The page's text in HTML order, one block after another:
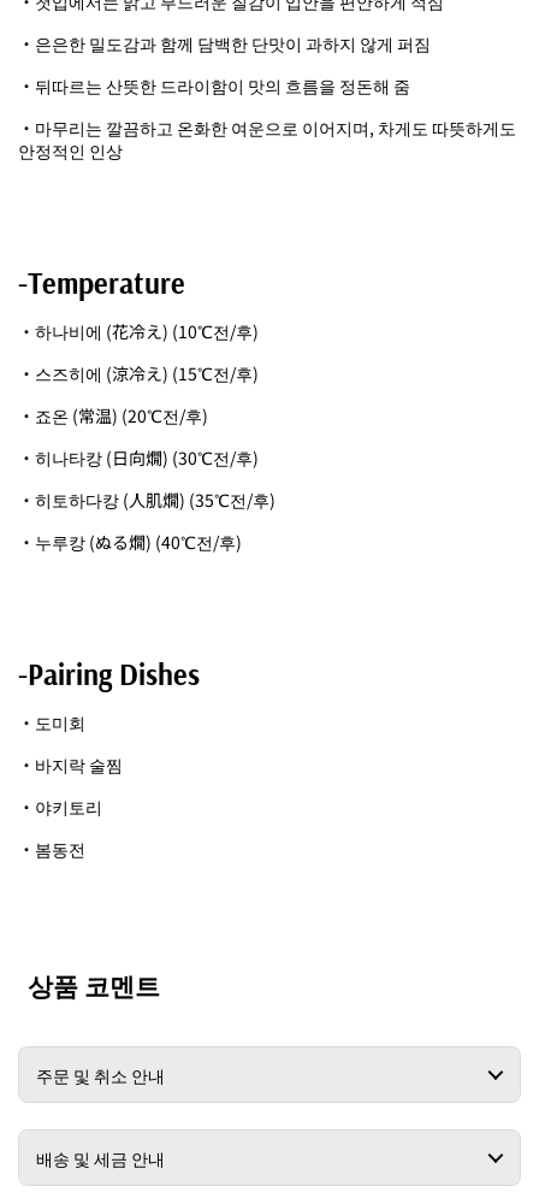
・은은한 밀도감과 함께 담백한 단맛이 과하지 않게 퍼짐
・뒤따르는 산뜻한 드라이함이 맛의 흐름을 정돈해 줌
・마무리는 깔끔하고 온화한 여운으로 이어지며, 차게도 따뜻하게도
안정적인 인상
-Temperature
・하나비에 (花冷え) (10℃전/후)
・스즈히에 (涼冷え) (15℃전/후)
・죠온 (常温) (20℃전/후)
・히나타캉 (日向燗) (30℃전/후)
・히토하다캉 (人肌燗) (35℃전/후)
・누루캉 (ぬる燗) (40℃전/후)
-Pairing Dishes
・도미회
・바지락 술찜
・야키토리
・봄동전
상품 코멘트
주문 및 취소 안내
배송 및 세금 안내